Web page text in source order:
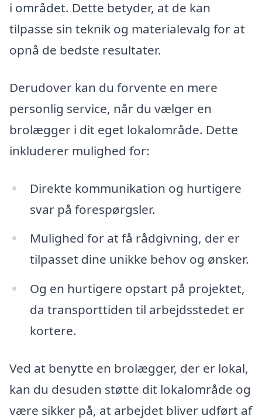
i området. Dette betyder, at de kan
tilpasse sin teknik og materialevalg for at
opnå de bedste resultater.
Derudover kan du forvente en mere
personlig service, når du vælger en
brolægger i dit eget lokalområde. Dette
inkluderer mulighed for:
Direkte kommunikation og hurtigere
svar på forespørgsler.
Mulighed for at få rådgivning, der er
tilpasset dine unikke behov og ønsker.
Og en hurtigere opstart på projektet,
da transporttiden til arbejdsstedet er
kortere.
Ved at benytte en brolægger, der er lokal,
kan du desuden støtte dit lokalområde og
være sikker på, at arbejdet bliver udført af